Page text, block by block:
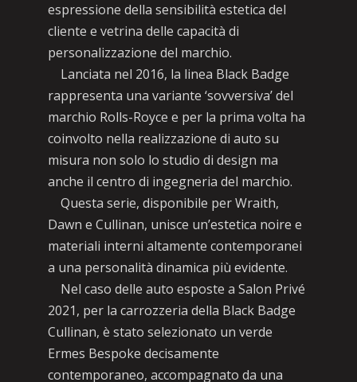
espressione della sensibilità estetica del
cliente e vetrina delle capacità di
personalizzazione del marchio.
Lanciata nel 2016, la linea Black Badge
rappresenta una variante ‘sovversiva’ del
marchio Rolls-Royce e per la prima volta ha
coinvolto nella realizzazione di auto su
misura non solo lo studio di design ma
anche il centro di ingegneria del marchio.
Questa serie, disponibile per Wraith,
Dawn e Cullinan, unisce un’estetica noire e
materiali interni altamente contemporanei
a una personalità dinamica più evidente.
Nel caso delle auto esposte a Salon Privé
2021, per la carrozzeria della Black Badge
Cullinan, è stato selezionato un verde
Ermes Bespoke decisamente
contemporaneo, accompagnato da una